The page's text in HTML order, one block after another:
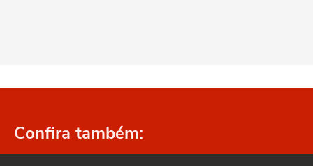
Confira também: